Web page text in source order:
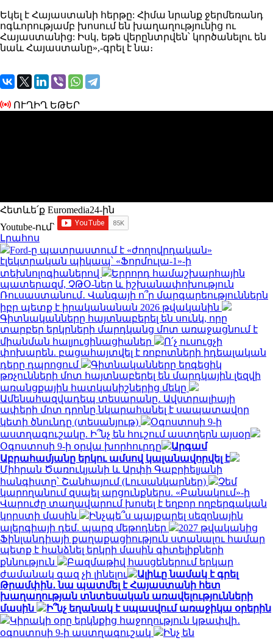
Եկել է Հայաստանի հերթը: Հիմա նրանք ջերմեռանդ
ոգևորությամբ խոսում են խաղաղությունից ու
Հայաստանից: Իսկ, եթե վերընտրվեն՝ կործանելու են
նաև Հայաստանը»,-գրել է նա։
ՈՒՂԻՂ ԵԹԵՐ
Հետևե՛ք Euromedia24-ին
Youtube-ում`
Լրահոս
Ford-ը պատրաստում է «ժողովրդական»
էլեկտրական պիկապ՝ «Ֆորմուլա-1»-ի
տեխնոլոգիաներով
Երրորդ համաշխարհային
պատերազմ, ՉԹՕ-ներ և իշխանափոխություն
Ռուսաստանում․ Վանգայի ո՞ր մարգարեություններն
իբր պետք է իրականանան 2026 թվականին
Գիտնականները հայտնաբերել են սունկ, որը
տարբեր երկրների մարդկանց մոտ առաջացնում է
միանման հալյուցինացիաներ
Ո՛չ ուսուցչի
փոխարեն. բացահայտվել է ռոբոտների իդեալական
դերը դպրոցում
Գիտնականները երգեցիկ
թռչունների մոտ հայտնաբերել են մարդկային լեզվի
առանցքային հատկանիշներից մեկը
Ամենահազվադեպ տեսարանը․ Ավստրալիայի
ափերի մոտ դրոնը նկարահանել է սապատավոր
կետի ծնունդը (տեսանյութ)
Օգոստոսի 9-ի
աստղագուշակը. Ի՞նչ են հուշում աստղերն այսօր
Օգոստոսի 9-ի օրվա խորհուրդը
Արգամ
Աբրահամյանը երկու ամսով կալանավորվել է
Միհրան Ծառուկյանի և Արփի Գաբրիելյանի
հանգիստը՝ Շանհայում (Լուսանկարներ)
Չեմ
կարողանում զսպել արցունքներս. «Բանակում»-ի
Վարուժը տաղավարում խոսել է եղբոր ողբերգական
կորստի մասին
Ինչպե՞ս պայքարել սեզոնային
ալերգիայի դեմ. պարզ մեթոդներ
2027 թվականից
Ֆինլանդիայի քաղաքացիություն ստանալու համար
պետք է հանձնել երկրի մասին գիտելիքների
քննություն
Բազմաթիվ հասցեներում երկար
ժամանակ գազ չի լինելու
Ալիևը նամակ է գրել
Թրամփին․ նա պատմել է Հայաստանի հետ
խաղաղության տնտեսական առավելությունների
մասին
Ի՞նչ եղանակ է սպասվում առաջիկա օրերին
Կիրակի օրը երկնքից հաջողություն կթափվի․
օգոստոսի 9-ի աստղագուշակ
Ինչ են